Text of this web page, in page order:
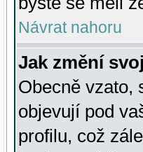
Návrat nahoru
Jak změní
Obecně vzato,
objevují pod
profilu, což